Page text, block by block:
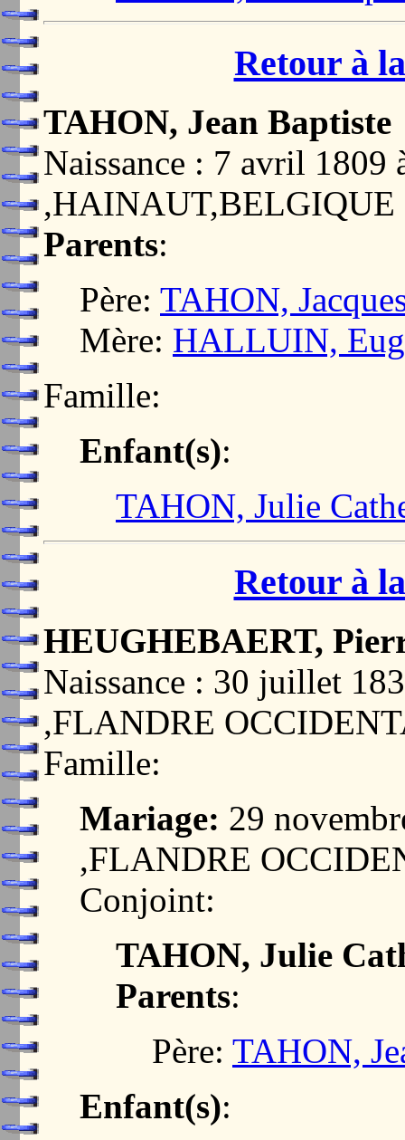
Retour à
TAHON, Jean Baptiste
Naissance : 7 avril 1809
,HAINAUT,BELGIQUE
Parents:
Père: TAHON,
Mère: HALLUIN,
Famille:
Enfant(s):
TAHON, Julie
Retour à
HEUGHEBAERT,
Naissance : 30 juillet
,FLANDRE
Famille:
Mariage: 29
,FLANDRE
Conjoint:
TAHON, Julie
Parents:
Père: TAHON,
Enfant(s):